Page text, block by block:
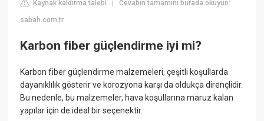
Kaynak kaldırma talebi |Cevabın tamamını burada okuyun:
sabah.com.tr
Karbon fiber güçlendirme iyi mi?
Karbon fiber güçlendirme malzemeleri, çeşitli koşullarda
dayanıklılık gösterir ve korozyona karşı da oldukça dirençlidir.
Bu nedenle, bu malzemeler, hava koşullarına maruz kalan
yapılar için de ideal bir seçenektir.